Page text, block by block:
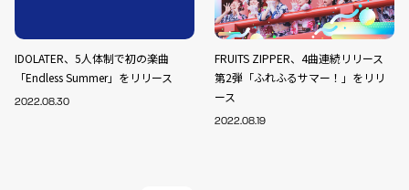
IDOLATER、5人体制で初の楽曲
「Endless Summer」をリリース
2022.08.30
FRUITS ZIPPER、4曲連続リリース
第2弾「ふれふるサマー！」をリリ
ース
2022.08.19